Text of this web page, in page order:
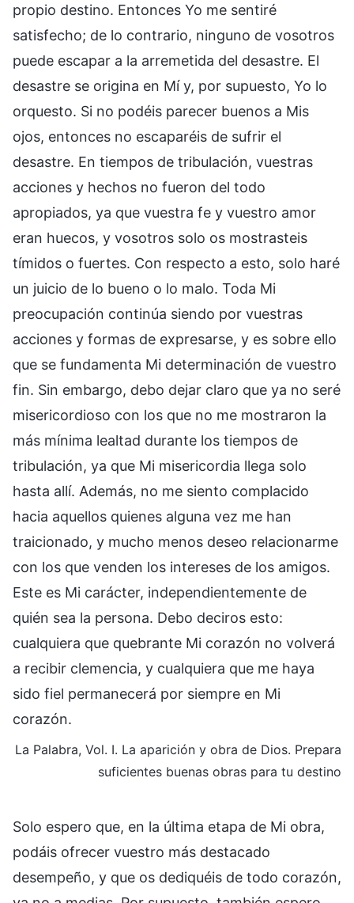
propio destino. Entonces Yo me sentiré
satisfecho; de lo contrario, ninguno de vosotros
puede escapar a la arremetida del desastre. El
desastre se origina en Mí y, por supuesto, Yo lo
orquesto. Si no podéis parecer buenos a Mis
ojos, entonces no escaparéis de sufrir el
desastre. En tiempos de tribulación, vuestras
acciones y hechos no fueron del todo
apropiados, ya que vuestra fe y vuestro amor
eran huecos, y vosotros solo os mostrasteis
tímidos o fuertes. Con respecto a esto, solo haré
un juicio de lo bueno o lo malo. Toda Mi
preocupación continúa siendo por vuestras
acciones y formas de expresarse, y es sobre ello
que se fundamenta Mi determinación de vuestro
fin. Sin embargo, debo dejar claro que ya no seré
misericordioso con los que no me mostraron la
más mínima lealtad durante los tiempos de
tribulación, ya que Mi misericordia llega solo
hasta allí. Además, no me siento complacido
hacia aquellos quienes alguna vez me han
traicionado, y mucho menos deseo relacionarme
con los que venden los intereses de los amigos.
Este es Mi carácter, independientemente de
quién sea la persona. Debo deciros esto:
cualquiera que quebrante Mi corazón no volverá
a recibir clemencia, y cualquiera que me haya
sido fiel permanecerá por siempre en Mi
corazón.
La Palabra, Vol. I. La aparición y obra de Dios. Prepara
suficientes buenas obras para tu destino
Solo espero que, en la última etapa de Mi obra,
podáis ofrecer vuestro más destacado
desempeño, y que os dediquéis de todo corazón,